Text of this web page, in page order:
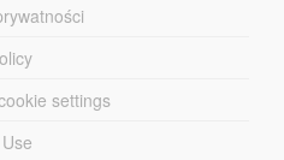
settings